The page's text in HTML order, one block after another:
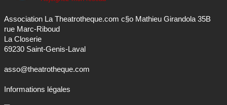
Association La Theatrotheque.com c§o Mathieu Girandola 35B
rue Marc-Riboud
La Closerie
69230 Saint-Genis-Laval
asso@theatrotheque.com
Informations légales